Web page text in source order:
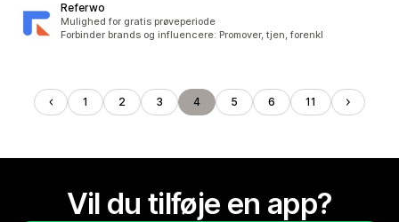
Referwo
Mulighed for gratis prøveperiode
Forbinder brands og influencere: Promover, tjen, forenkl
1 2 3 4 5 6 11
Vil du tilføje en app?